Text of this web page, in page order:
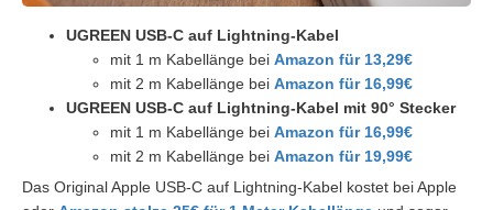
UGREEN USB-C auf Lightning-Kabel
mit 1 m Kabellänge bei Amazon für 13,29€
mit 2 m Kabellänge bei Amazon für 16,99€
UGREEN USB-C auf Lightning-Kabel mit 90° Stecker
mit 1 m Kabellänge bei Amazon für 16,99€
mit 2 m Kabellänge bei Amazon für 19,99€
Das Original Apple USB-C auf Lightning-Kabel kostet bei Apple